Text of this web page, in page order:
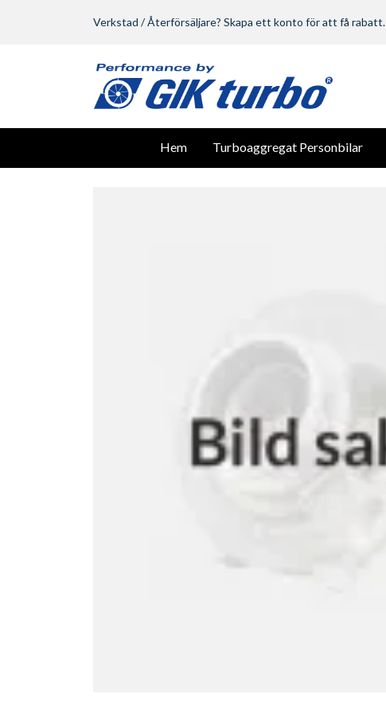
Verkstad / Återförsäljare? Skapa ett konto för att få rabatt.
Hem Turboaggregat Personbilar